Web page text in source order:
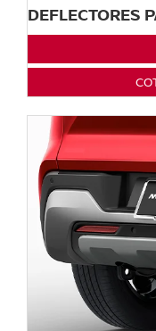
DEFLECTORES